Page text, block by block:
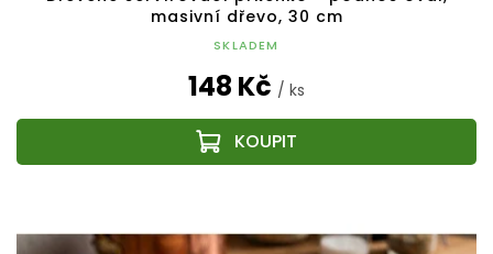
masivní dřevo, 30 cm
SKLADEM
148 Kč / ks